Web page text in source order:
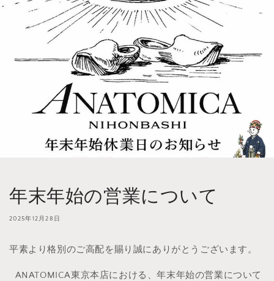
年末年始の営業について
2025年12月28日
平素より格別のご高配を賜り誠にありがとうございます。
ANATOMICA東京本店における、年末年始の営業について